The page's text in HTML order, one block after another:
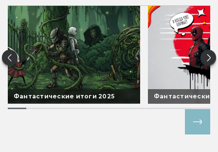
Фантастические итоги 2025 Фантастические